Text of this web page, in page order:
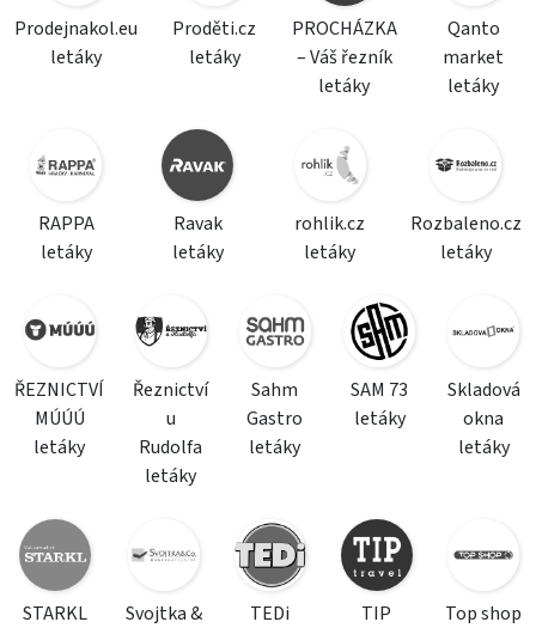
Prodejnakol.eu
letáky
Proděti.cz
letáky
PROCHÁZKA
– Váš řezník
letáky
Qanto
market
letáky
RAPPA
letáky
Ravak
letáky
rohlik.cz
letáky
Rozbaleno.cz
letáky
ŘEZNICTVÍ
MÚÚÚ
letáky
Řeznictví
u
Rudolfa
letáky
Sahm
Gastro
letáky
SAM 73
letáky
Skladová
okna
letáky
STARKL
Svojtka &
TEDi
TIP
Top shop